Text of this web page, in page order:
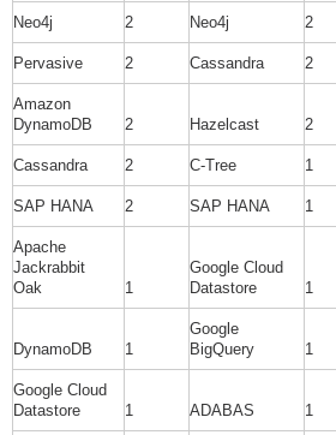
Neo4j 2 Neo4j 2
Pervasive 2 Cassandra 2
Amazon
DynamoDB
2 Hazelcast 2
Cassandra 2 C-Tree 1
SAP HANA 2 SAP HANA 1
Apache
Jackrabbit
Oak
1
Google Cloud
Datastore
1
DynamoDB 1
Google
BigQuery
1
Google Cloud
Datastore
1 ADABAS 1